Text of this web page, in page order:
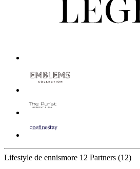
Lifestyle de ennismore 12 Partners (12)